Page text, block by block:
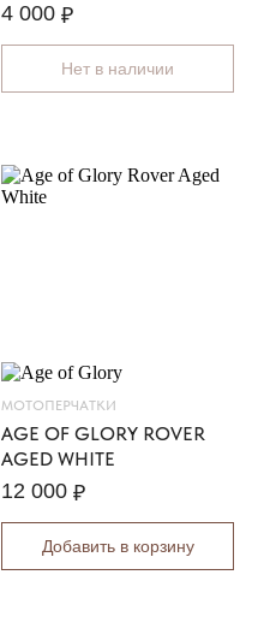
4 000 ₽
Нет в наличии
МОТОПЕРЧАТКИ
AGE OF GLORY ROVER
AGED WHITE
12 000 ₽
Добавить в корзину